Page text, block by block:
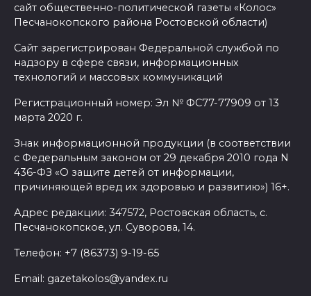
сайт общественно-политической газеты «Колос»
Песчанокопского района Ростовской области)
Сайт зарегистрирован Федеральной службой по
надзору в сфере связи, информационных
технологий и массовых коммуникаций
Регистрационный номер: Эл № ФС77-77909 от 13
марта 2020 г.
Знак информационной продукции (в соответствии
с Федеральным законом от 29 декабря 2010 года N
436-ФЗ «О защите детей от информации,
причиняющей вред их здоровью и развитию») 16+.
Адрес редакции: 347572, Ростовская область, с.
Песчанокопское, ул. Суворова, 14.
Телефон: +7 (86373) 9-19-65
Email: gazetakolos@yandex.ru